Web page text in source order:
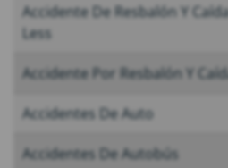
Accidente De Resbalón Y
Less
Accidente Por Resbalón Y
Accidentes De Auto
Accidentes De Autobús